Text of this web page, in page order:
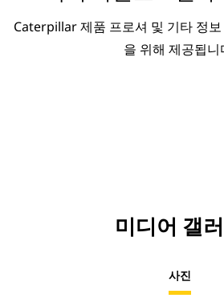
Caterpillar 제품 프로셔 및 기타 정
을 위해 제공됩니
미디어 갤
사진